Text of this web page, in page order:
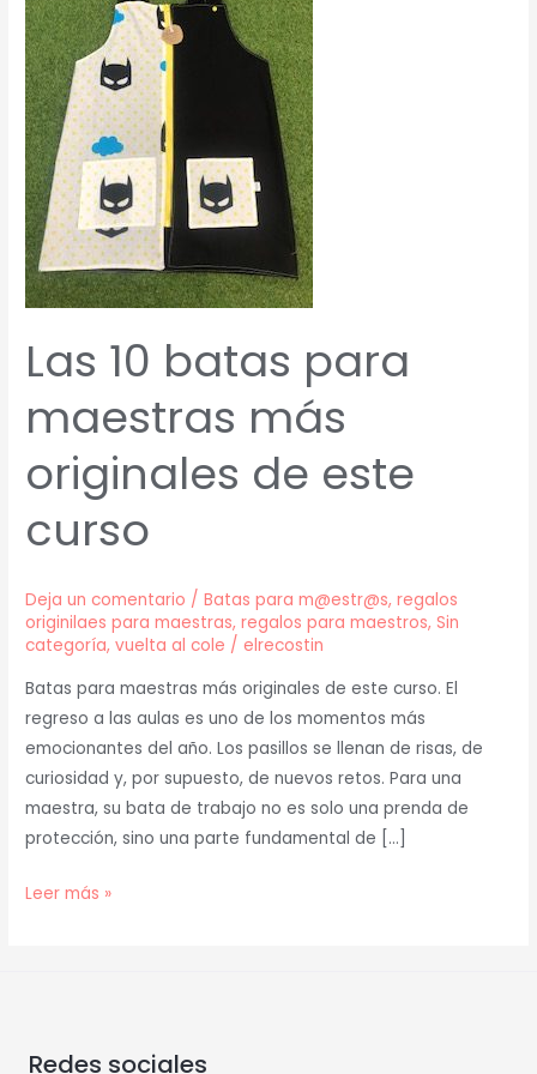
Las 10 batas para
maestras más
originales de este
curso
Deja un comentario /Batas para m@estr@s,regalos
originilaes para maestras,regalos para maestros,Sin
categoría,vuelta al cole / elrecostin
Batas para maestras más originales de este curso. El
regreso a las aulas es uno de los momentos más
emocionantes del año. Los pasillos se llenan de risas, de
curiosidad y, por supuesto, de nuevos retos. Para una
maestra, su bata de trabajo no es solo una prenda de
protección, sino una parte fundamental de […]
para
maestras
más
originales
de
este
curso
Leer más »
Redes sociales